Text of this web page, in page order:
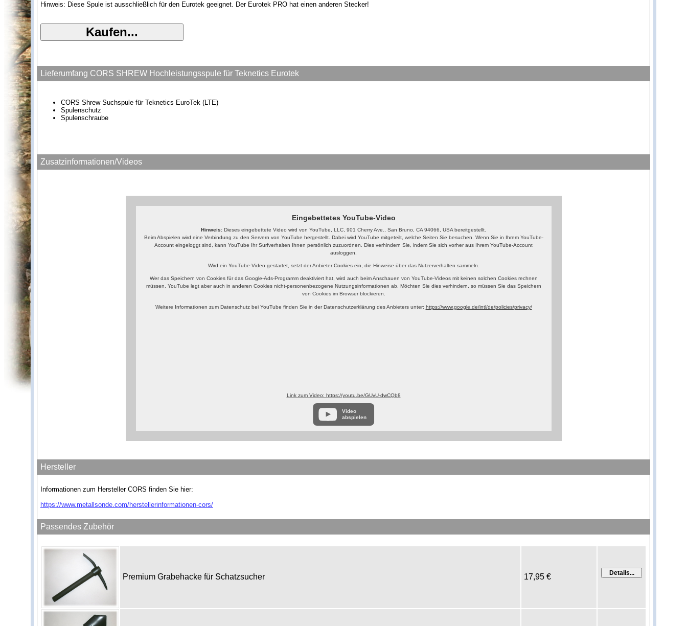
Hinweis: Diese Spule ist ausschließlich für den Eurotek geeignet. Der Eurotek PRO hat einen anderen Stecker!
Lieferumfang CORS SHREW Hochleistungsspule für Teknetics Eurotek
CORS Shrew Suchspule für Teknetics EuroTek (LTE)
Spulenschutz
Spulenschraube
Zusatzinformationen/Videos
Eingebettetes YouTube-Video
Hinweis: Dieses eingebettete Video wird von YouTube, LLC, 901 Cherry Ave., San Bruno, CA 94066, USA bereitgestellt.
Beim Abspielen wird eine Verbindung zu den Servern von YouTube hergestellt. Dabei wird YouTube mitgeteilt, welche Seiten Sie besuchen. Wenn Sie in Ihrem YouTube-
Account eingeloggt sind, kann YouTube Ihr Surfverhalten Ihnen persönlich zuzuordnen. Dies verhindern Sie, indem Sie sich vorher aus Ihrem YouTube-Account
ausloggen.
Wird ein YouTube-Video gestartet, setzt der Anbieter Cookies ein, die Hinweise über das Nutzerverhalten sammeln.
Wer das Speichern von Cookies für das Google-Ads-Programm deaktiviert hat, wird auch beim Anschauen von YouTube-Videos mit keinen solchen Cookies rechnen
müssen. YouTube legt aber auch in anderen Cookies nicht-personenbezogene Nutzungsinformationen ab. Möchten Sie dies verhindern, so müssen Sie das Speichern
von Cookies im Browser blockieren.
Weitere Informationen zum Datenschutz bei YouTube finden Sie in der Datenschutzerklärung des Anbieters unter: https://www.google.de/intl/de/policies/privacy/
Link zum Video: https://youtu.be/GUvU-dwCQb8
Video
abspielen
Hersteller
Informationen zum Hersteller CORS finden Sie hier:
https://www.metallsonde.com/herstellerinformationen-cors/
Passendes Zubehör
Premium Grabehacke für Schatzsucher 17,95 €